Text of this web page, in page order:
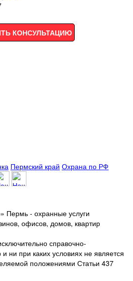
КОНСУЛЬТАЦИЮ
Пермский край Охрана по РФ
- охранные услуги
офисов, домов, квартир
справочно-
ни при каких условиях не является
положениями Статьи 437